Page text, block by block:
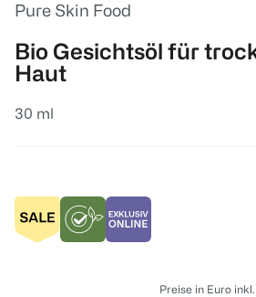
Pure Skin Food
Bio Gesichtsöl für
Haut
30 ml
Preise in Euro